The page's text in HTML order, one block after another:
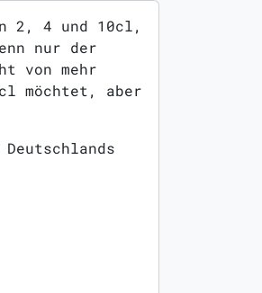
2, 4 und 10cl,
nur der
von mehr
möchtet, aber